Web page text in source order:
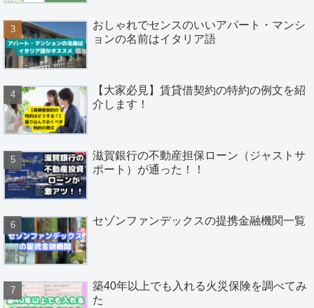
おしゃれでセンスのいいアパート・マンシ
ョンの名前はイタリア語
【大家必見】賃貸借契約の特約の例文を紹
介します！
滋賀銀行の不動産担保ローン（ジャストサ
ポート）が通った！！
セゾンファンデックスの提携金融機関一覧
築40年以上でも入れる火災保険を調べてみ
た